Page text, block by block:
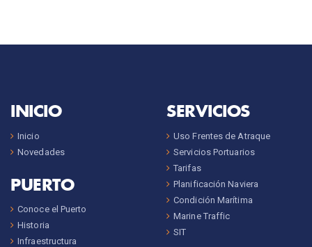
INICIO
Inicio
Novedades
PUERTO
Conoce el Puerto
Historia
Infraestructura
SERVICIOS
Uso Frentes de Atraque
Servicios Portuarios
Tarifas
Planificación Naviera
Condición Marítima
Marine Traffic
SIT